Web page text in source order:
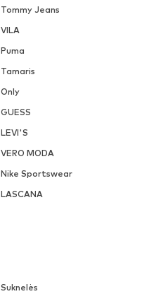
Tommy Jeans
VILA
Puma
Tamaris
Only
GUESS
LEVI'S
VERO MODA
Nike Sportswear
LASCANA
Suknelės